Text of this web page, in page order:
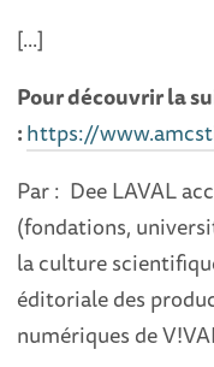
[...]
Pour découvrir la
:https://
Par : Dee LAVAL
(fondations,
la culture
éditoriale des
numériques de